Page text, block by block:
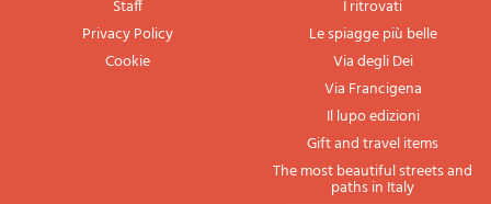
Staff
Privacy Policy
Cookie
I ritrovati
Le spiagge più belle
Via degli Dei
Via Francigena
Il lupo edizioni
Gift and travel items
The most beautiful streets and
paths in Italy